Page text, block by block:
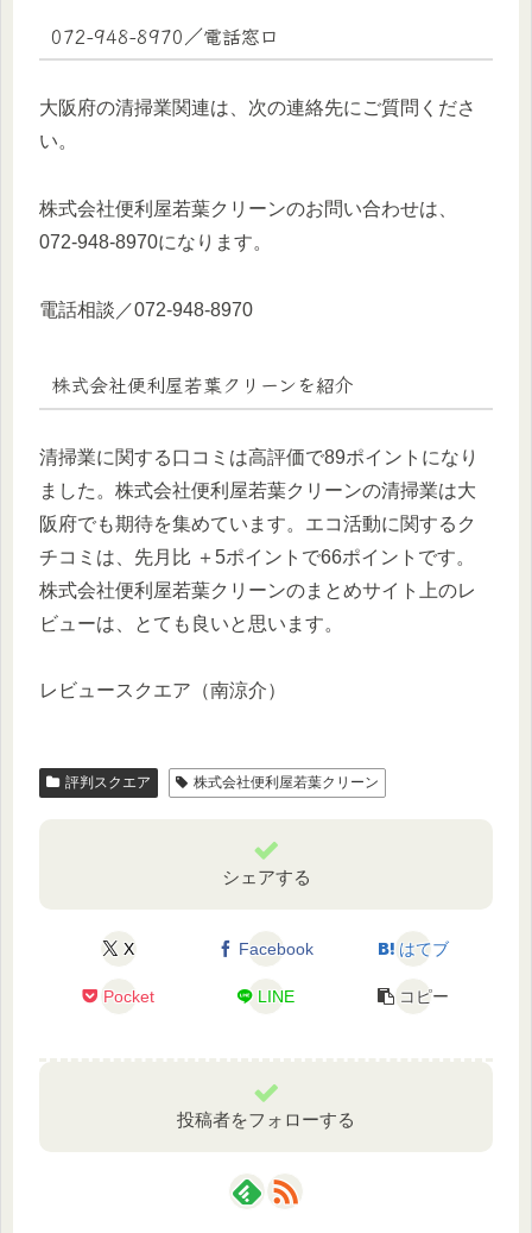
072-948-8970／電話窓口
大阪府の清掃業関連は、次の連絡先にご質問くださ
い。
株式会社便利屋若葉クリーンのお問い合わせは、
072-948-8970になります。
電話相談／072-948-8970
株式会社便利屋若葉クリーンを紹介
清掃業に関する口コミは高評価で89ポイントになり
ました。株式会社便利屋若葉クリーンの清掃業は大
阪府でも期待を集めています。エコ活動に関するク
チコミは、先月比 ＋5ポイントで66ポイントです。
株式会社便利屋若葉クリーンのまとめサイト上のレ
ビューは、とても良いと思います。
レビュースクエア（南涼介）
評判スクエア 株式会社便利屋若葉クリーン
シェアする
X Facebook はてブ
Pocket LINE コピー
投稿者をフォローする